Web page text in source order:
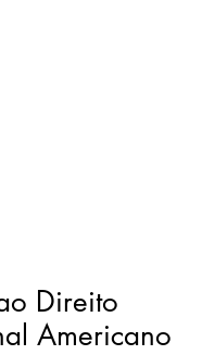
Direito
Americano